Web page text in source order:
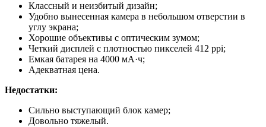
Классный и неизбитый дизайн;
Удобно вынесенная камера в небольшом отверстии в
углу экрана;
Хорошие объективы с оптическим зумом;
Четкий дисплей с плотностью пикселей 412 ppi;
Емкая батарея на 4000 мА·ч;
Адекватная цена.
Недостатки:
Сильно выступающий блок камер;
Довольно тяжелый.